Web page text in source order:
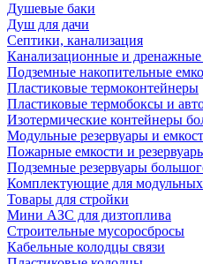
Душевые баки
Душ для дачи
Септики, канализация
Канализационные и
Подземные накопительные
Пластиковые термоконтейнеры
Пластиковые термобоксы и
Изотермические контейнеры
Модульные резервуары и
Пожарные емкости и
Подземные резервуары
Комплектующие для модульных
Товары для стройки
Мини АЗС для дизтоплива
Строительные мусоросбросы
Кабельные колодцы связи